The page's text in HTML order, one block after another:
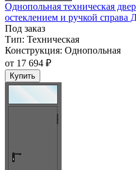
Однопольная техническая
остеклением и ручкой справа
Под заказ
Тип: Техническая
Конструкция: Однопольная
от 17 694 ₽
Купить